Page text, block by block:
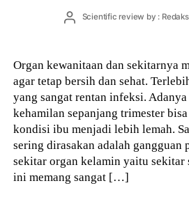
PostScientific review by :
Organ kewanitaan dan sekitarnya
agar tetap bersih dan sehat.
yang sangat rentan infeksi.
kehamilan sepanjang trimester
kondisi ibu menjadi lebih lemah.
sering dirasakan adalah gangguan
sekitar organ kelamin yaitu sekitar
ini memang sangat […]